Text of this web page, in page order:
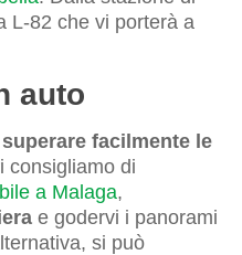
L-82 che vi porterà a
auto
facilmente le
consigliamo di
a Malaga,
e godervi i panorami
si può